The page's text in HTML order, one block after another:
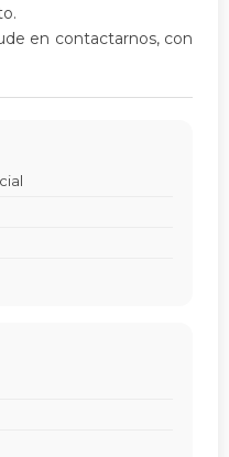
en contactarnos, con